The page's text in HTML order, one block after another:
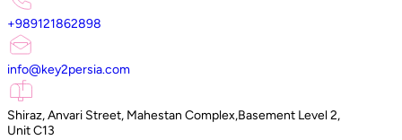
+989121862898
info@key2persia.com
Shiraz, Anvari Street, Mahestan Complex,Basement Level 2,
Unit C13